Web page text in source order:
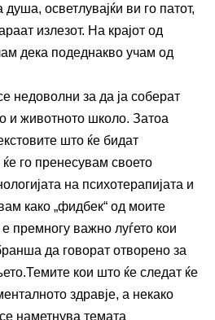
осветлувајќи ви го патот,
излезот. На крајот од
дека подеднакво учам од
недоволни за да ја соберат
и животното школо. Затоа
што ќе бидат
го пренесувам своето
на психотерапијата и
како „фидбек“ од моите
премногу важно луѓето кои
да говорат отворено за
кои што ќе следат ќе
здравје, а некако
наметнува темата